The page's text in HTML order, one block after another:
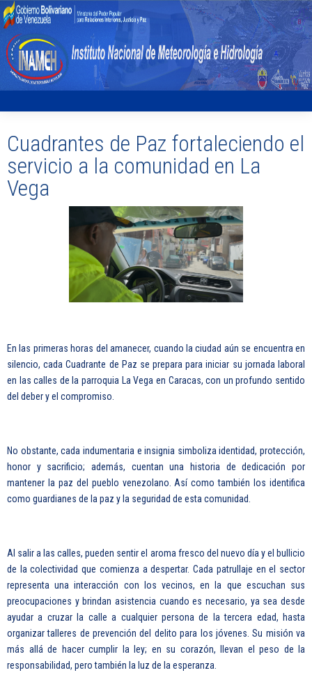
Cuadrantes de Paz fortaleciendo el
servicio a la comunidad en La
Vega
En las primeras horas del amanecer, cuando la ciudad aún se encuentra en
silencio, cada Cuadrante de Paz se prepara para iniciar su jornada laboral
en las calles de la parroquia La Vega en Caracas, con un profundo sentido
del deber y el compromiso.
No obstante, cada indumentaria e insignia simboliza identidad, protección,
honor y sacrificio; además, cuentan una historia de dedicación por
mantener la paz del pueblo venezolano. Así como también los identifica
como guardianes de la paz y la seguridad de esta comunidad.
Al salir a las calles, pueden sentir el aroma fresco del nuevo día y el bullicio
de la colectividad que comienza a despertar. Cada patrullaje en el sector
representa una interacción con los vecinos, en la que escuchan sus
preocupaciones y brindan asistencia cuando es necesario, ya sea desde
ayudar a cruzar la calle a cualquier persona de la tercera edad, hasta
organizar talleres de prevención del delito para los jóvenes. Su misión va
más allá de hacer cumplir la ley; en su corazón, llevan el peso de la
responsabilidad, pero también la luz de la esperanza.